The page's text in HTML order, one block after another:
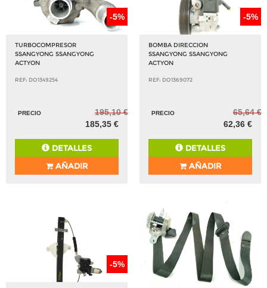
-5%
TURBOCOMPRESOR
SSANGYONG SSANGYONG
ACTYON
REF: DO1349254
PRECIO
195,10 €
185,35 €
DETALLES
AÑADIR
-5%
BOMBA DIRECCION
SSANGYONG SSANGYONG
ACTYON
REF: DO1369072
PRECIO
65,64 €
62,36 €
DETALLES
AÑADIR
-5%